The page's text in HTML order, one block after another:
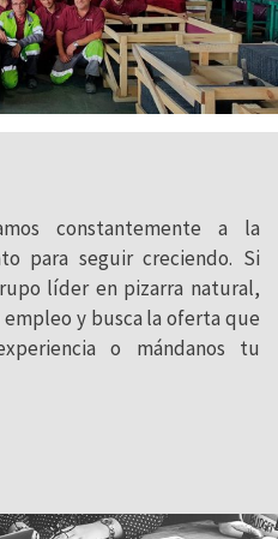
constantemente a la
para seguir creciendo. Si
líder en pizarra natural,
y busca la oferta que
o mándanos tu